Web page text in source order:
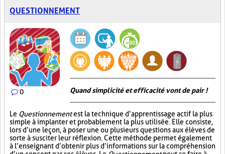
QUESTIONNEMENT
0 Quand simplicité et efficacité vont de pair !
Le Questionnementest la technique d’apprentissage actif la plus
simple à implanter et probablement la plus utilisée. Elle consiste,
lors d’une leçon, à poser une ou plusieurs questions aux élèves de
sorte à susciter leur réflexion. Cette méthode permet également
à l’enseignant d’obtenir plus d’informations sur la compréhension